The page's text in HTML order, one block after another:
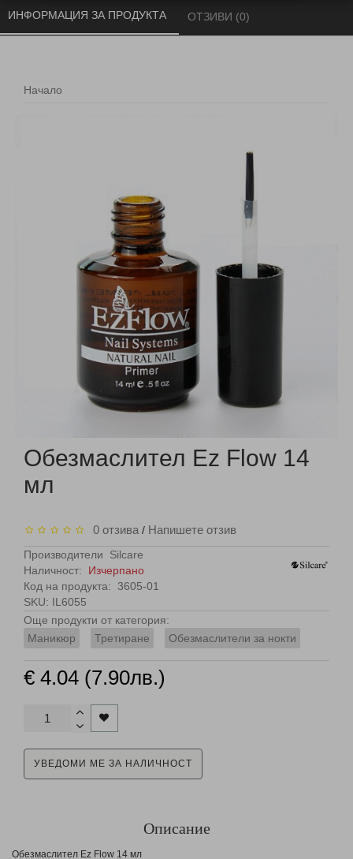
Начало
ИНФОРМАЦИЯ ЗА ПРОДУКТА ОТЗИВИ (0)
Обезмаслител Ez Flow 14
мл
0 отзива / Напишете отзив
Производители
Silcare
Наличност: Изчерпано
Код на продукта:
3605-01
SKU: IL6055
Още продукти от категория:
Маникюр
Третиране Обезмаслители за нокти
€ 4.04 (7.90лв.)
УВЕДОМИ МЕ ЗА НАЛИЧНОСТ
Описание
Обезмаслител Ez Flow 14 мл